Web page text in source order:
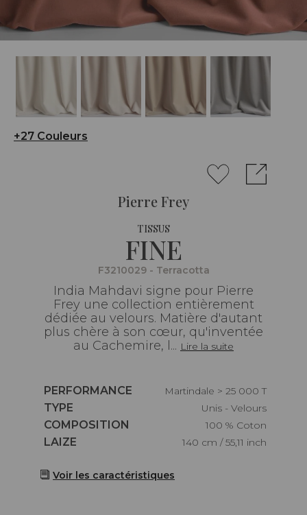
+27 Couleurs
Pierre Frey
TISSUS
FINE
F3210029 - Terracotta
India Mahdavi signe pour Pierre
Frey une collection entièrement
dédiée au velours. Matière d'autant
plus chère à son cœur, qu'inventée
au Cachemire, l... Lire la suite
Caractéristiques
PERFORMANCE
Martindale > 25 000 T
Caractéristiques
TYPE
Unis - Velours
Caractéristiques
COMPOSITION
100 % Coton
Caractéristiques
LAIZE 140 cm / 55,11 inch
Voir les caractéristiques